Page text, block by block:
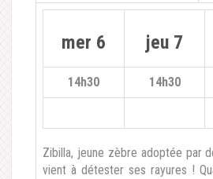
mer 6 jeu 7
14h30 14h30
Zibilla, jeune zèbre adoptée par
vient à détester ses rayures !